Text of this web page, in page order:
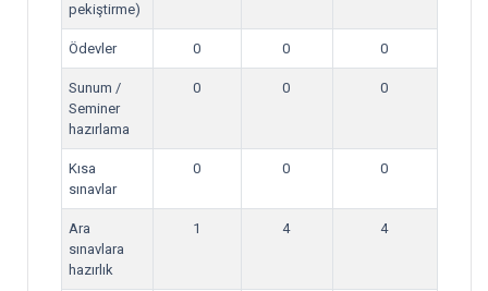
pekiştirme)
Ödevler 0 0 0
Sunum /
Seminer
hazırlama
0 0 0
Kısa
sınavlar
0 0 0
Ara
sınavlara
hazırlık
1 4 4